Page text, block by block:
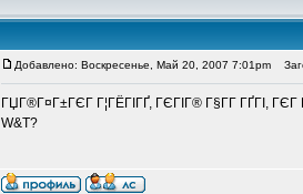
Добавлено: Воскресенье, Май 20, 2007 7:01pm
ГЏГ®Г¤Г±ГЄГ Г¦ГЁГІГҐ, ГЄГІГ® Г§Г­Г ГҐГІ, ГЄГ
W&T?